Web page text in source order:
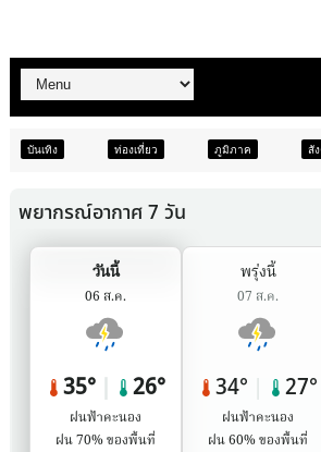
ภูมิภาค